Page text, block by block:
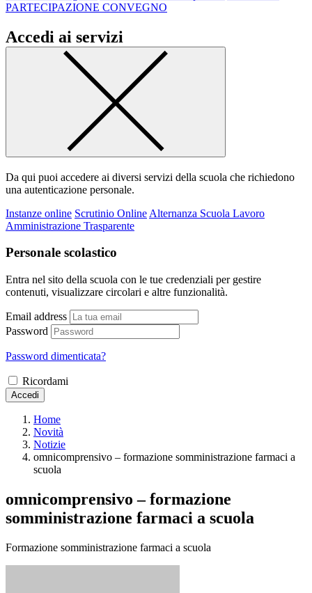
PARTECIPAZIONE CONVEGNO
Accedi ai servizi
Da qui puoi accedere ai diversi servizi della scuola che richiedono
una autenticazione personale.
Instanze online Scrutinio Online Alternanza Scuola Lavoro
Amministrazione Trasparente
Personale scolastico
Entra nel sito della scuola con le tue credenziali per gestire
contenuti, visualizzare circolari e altre funzionalità.
Email address
Password
Password dimenticata?
Ricordami
Accedi
Home
Novità
Notizie
omnicomprensivo – formazione somministrazione farmaci a
scuola
omnicomprensivo – formazione
somministrazione farmaci a scuola
Formazione somministrazione farmaci a scuola